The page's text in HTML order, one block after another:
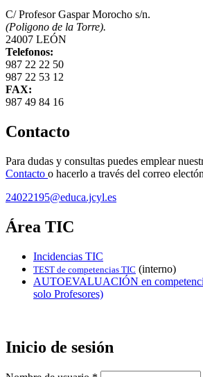
C/ Profesor Gaspar Morocho s/n.
(Poligono de la Torre).
24007 LEÓN
Telefonos:
987 22 22 50
987 22 53 12
FAX:
987 49 84 16
Contacto
Para dudas y consultas puedes emplear
Contacto o hacerlo a través del correo
24022195@educa.jcyl.es
Área TIC
Incidencias TIC
TEST de competencias TIC (interno)
AUTOEVALUACIÓN en
solo Profesores)
Inicio de sesión